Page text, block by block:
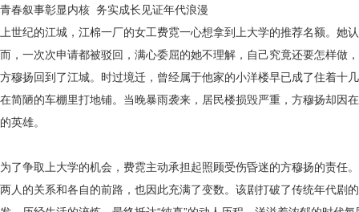
青春叙事彰显内核 务实成长见证年代浪漫
上世纪的江城，江棉一厂的女工费霓一心想拿到上大学的推荐名额。她
而，一次次申请都被驳回，满心委屈的她不理解，自己究竟还要怎样做
方穆扬回到了江城。时过境迁，曾经属于他家的小洋楼早已成了住着十
在简陋的车棚里打地铺。当晚暴雨袭来，居民楼损毁严重，方穆扬却因
的英雄。
为了争取上大学的机会，费霓主动承担起照顾受伤昏迷的方穆扬的责任
两人的关系和各自的前路，也因此充满了变数。该剧打破了传统年代剧